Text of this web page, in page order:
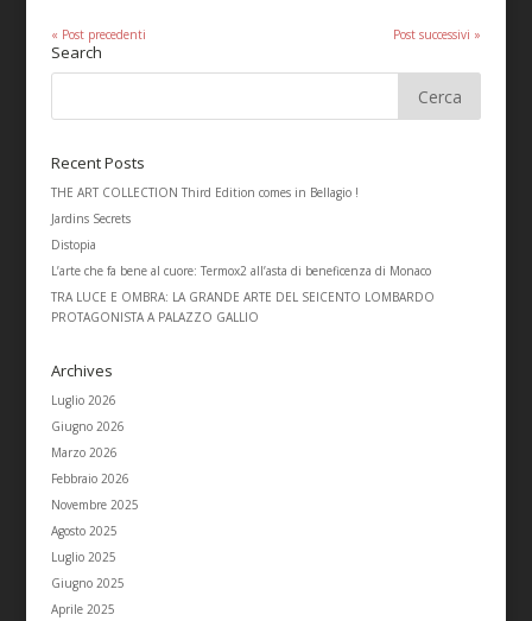
« Post precedenti Post successivi »
Search
Recent Posts
THE ART COLLECTION Third Edition comes in Bellagio !
Jardins Secrets
Distopia
L’arte che fa bene al cuore: Termox2 all’asta di beneficenza di Monaco
TRA LUCE E OMBRA: LA GRANDE ARTE DEL SEICENTO LOMBARDO
PROTAGONISTA A PALAZZO GALLIO
Archives
Luglio 2026
Giugno 2026
Marzo 2026
Febbraio 2026
Novembre 2025
Agosto 2025
Luglio 2025
Giugno 2025
Aprile 2025